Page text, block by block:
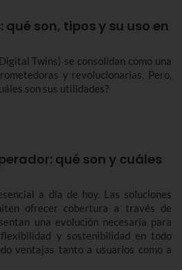
son, tipos y su uso en
Twins) se consolidan como una
y revolucionarias. Pero,
son sus utilidades?
qué son y cuáles
a día de hoy. Las soluciones
ofrecer cobertura a través de
una evolución necesaria para
y sostenibilidad en todo
ventajas tanto a usuarios como a